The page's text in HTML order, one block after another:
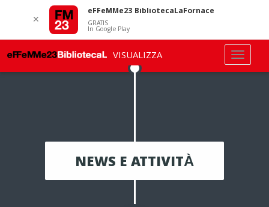
NEWS E ATTIVITÀ
✕
eFFeMMe23 BibliotecaLaFornace
GRATIS
In Google Play
VISUALIZZA